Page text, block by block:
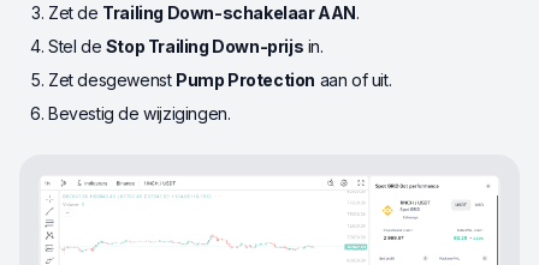
Zet de Trailing Down-schakelaar AAN.
Stel de Stop Trailing Down-prijs in.
Zet desgewenst Pump Protection aan of uit.
Bevestig de wijzigingen.